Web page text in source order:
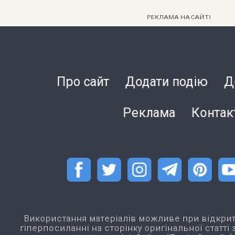
РЕКЛАМА НА САЙТІ
Про сайт Додати подію
Реклама
Використання матеріалів можливе при
гіперпосиланні на сторінку оригінальної